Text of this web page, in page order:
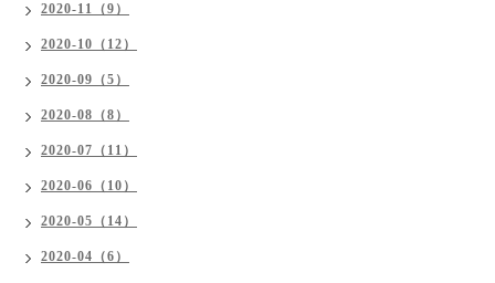
2020-11（9）
2020-10（12）
2020-09（5）
2020-08（8）
2020-07（11）
2020-06（10）
2020-05（14）
2020-04（6）